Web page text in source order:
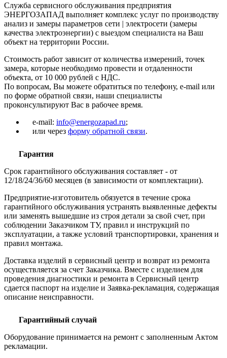
Служба сервисного обслуживания предприятия
ЭНЕРГОЗАПАД выполняет комплекс услуг по производству
анализ и замеры параметров сети | электросети (замеры
качества электроэнергии) с выездом специалиста на Ваш
объект на территории России.
Стоимость работ зависит от количества измерений, точек
замера, которые необходимо провести и отдаленности
объекта, от 10 000 рублей с НДС.
По вопросам, Вы можете обратиться по телефону, e-mail или
по форме обратной связи, наши специалисты
проконсультируют Вас в рабочее время.
e-mail: info@energozapad.ru;
или через форму обратной связи.
Гарантия
Срок гарантийного обслуживания составляет - от
12/18/24/36/60 месяцев (в зависимости от комплектации).
Предприятие-изготовитель обязуется в течение срока
гарантийного обслуживания устранять выявленные дефекты
или заменять вышедшие из строя детали за свой счет, при
соблюдении Заказчиком ТУ, правил и инструкций по
эксплуатации, а также условий транспортировки, хранения и
правил монтажа.
Доставка изделий в сервисный центр и возврат из ремонта
осуществляется за счет Заказчика. Вместе с изделием для
проведения диагностики и ремонта в Сервисный центр
сдается паспорт на изделие и Заявка-рекламация, содержащая
описание неисправности.
Гарантийный случай
Оборудование принимается на ремонт с заполненным Актом
рекламации.